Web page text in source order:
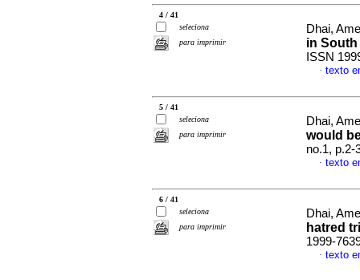
4 / 41
seleciona
para imprimir
Dhai,
in
ISSN
· texto
5 / 41
seleciona
para imprimir
Dhai,
would
no.1, p.2-
· texto
6 / 41
seleciona
para imprimir
Dhai,
hatred
1999-
· texto